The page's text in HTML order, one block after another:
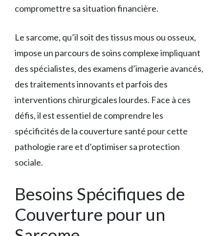
compromettre sa situation financière.
Le sarcome, qu’il soit des tissus mous ou osseux,
impose un parcours de soins complexe impliquant
des spécialistes, des examens d’imagerie avancés,
des traitements innovants et parfois des
interventions chirurgicales lourdes. Face à ces
défis, il est essentiel de comprendre les
spécificités de la couverture santé pour cette
pathologie rare et d’optimiser sa protection
sociale.
Besoins Spécifiques de
Couverture pour un